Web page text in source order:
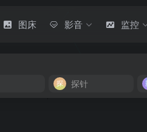
图床 影音 监控
探针